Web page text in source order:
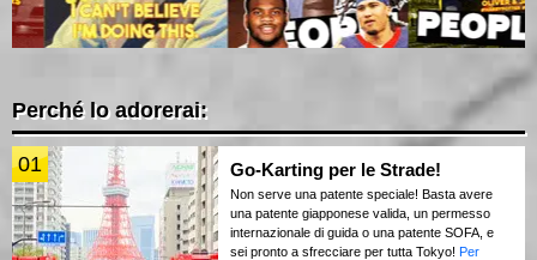
Perché lo adorerai:
01 Go-Karting per le Strade!
Non serve una patente speciale! Basta avere
una patente giapponese valida, un permesso
internazionale di guida o una patente SOFA, e
sei pronto a sfrecciare per tutta Tokyo! Per